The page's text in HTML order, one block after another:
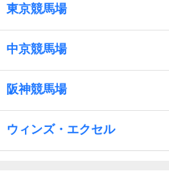
東京競馬場
中京競馬場
阪神競馬場
ウィンズ・エクセル